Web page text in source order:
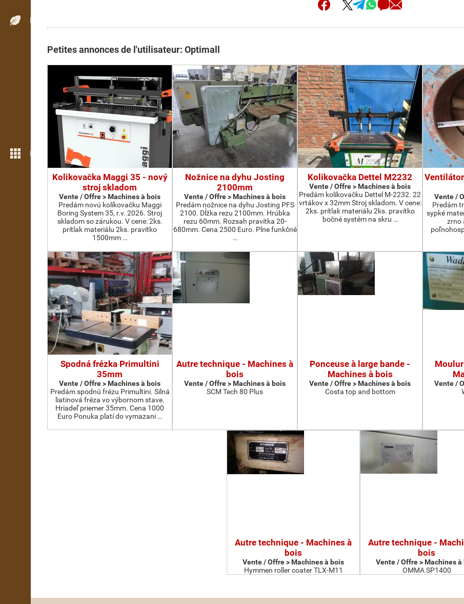
Espèces de bois
Plus de fonctions
Petites annonces de l'utilisateur: Optimall
Kolikovačka Maggi 35 - nový
stroj skladom
Vente / Offre > Machines à bois
Predám novú kolíkovačku Maggi
Boring System 35, r.v. 2026. Stroj
skladom so zárukou. V cene: 2ks.
prítlak materiálu 2ks. pravítko
1500mm …
Nožnice na dyhu Josting
2100mm
Vente / Offre > Machines à bois
Predám nožnice na dyhu Josting PFS
2100. Dĺžka rezu 2100mm. Hrúbka
rezu 60mm. Rozsah pravítka 20-
680mm. Cena 2500 Euro. Plne funkčné
…
Kolikovačka Dettel M2232
Vente / Offre > Machines à bois
Predám kolíkovačku Dettel M-2232. 22
vrtákov x 32mm Stroj skladom. V cene:
2ks. prítlak materiálu 2ks. pravítko
bočné systém na skru …
Vente /
Predám
sypké
zrno
Spodná frézka Primultini
35mm
Vente / Offre > Machines à bois
Predám spodnú frézu Primultini. Silná
liatinová fréza vo výbornom stave.
Hriadeľ priemer 35mm. Cena 1000
Euro Ponuka platí do vymazani …
Autre technique - Machines à
bois
Vente / Offre > Machines à bois
SCM Tech 80 Plus
Ponceuse à large bande -
Machines à bois
Vente / Offre > Machines à bois
Costa top and bottom
Vente /
Autre technique - Machines à
bois
Vente / Offre > Machines à bois
Hymmen roller coater TLX-M11
Autre technique -
bois
Vente / Offre > Machines à
OMMA SP1400